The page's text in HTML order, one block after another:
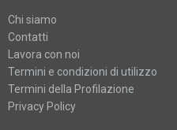
Chi siamo
Contatti
Lavora con noi
Termini e condizioni di utilizzo
Termini della Profilazione
Privacy Policy